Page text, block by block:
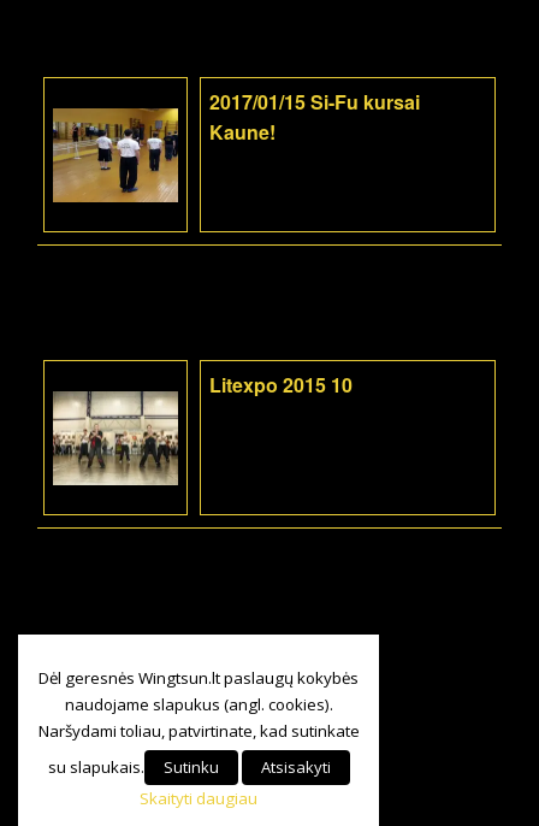
2017/01/15 Si-Fu kursai
Kaune!
Litexpo 2015 10
Dėl geresnės Wingtsun.lt paslaugų kokybės
naudojame slapukus (angl. cookies).
Naršydami toliau, patvirtinate, kad sutinkate
su slapukais.
Sutinku
Atsisakyti
Skaityti daugiau